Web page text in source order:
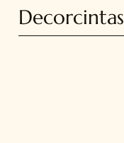
Decorcintas